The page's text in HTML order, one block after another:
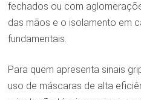
fechados ou com
das mãos e o isolamento em
fundamentais.
Para quem apresenta sinais
uso de máscaras de alta